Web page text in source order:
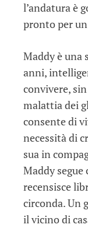
l’andatura è
pronto per
Maddy è una
anni,
convivere,
malattia dei
consente di
necessità di
sua in
Maddy
recensisce
circonda. Un
il vicino di